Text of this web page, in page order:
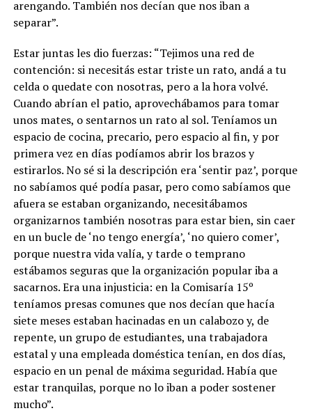
arengando. También nos decían que nos iban a
separar”.
Estar juntas les dio fuerzas: “Tejimos una red de
contención: si necesitás estar triste un rato, andá a tu
celda o quedate con nosotras, pero a la hora volvé.
Cuando abrían el patio, aprovechábamos para tomar
unos mates, o sentarnos un rato al sol. Teníamos un
espacio de cocina, precario, pero espacio al fin, y por
primera vez en días podíamos abrir los brazos y
estirarlos. No sé si la descripción era ‘sentir paz’, porque
no sabíamos qué podía pasar, pero como sabíamos que
afuera se estaban organizando, necesitábamos
organizarnos también nosotras para estar bien, sin caer
en un bucle de ‘no tengo energía’, ‘no quiero comer’,
porque nuestra vida valía, y tarde o temprano
estábamos seguras que la organización popular iba a
sacarnos. Era una injusticia: en la Comisaría 15º
teníamos presas comunes que nos decían que hacía
siete meses estaban hacinadas en un calabozo y, de
repente, un grupo de estudiantes, una trabajadora
estatal y una empleada doméstica tenían, en dos días,
espacio en un penal de máxima seguridad. Había que
estar tranquilas, porque no lo iban a poder sostener
mucho”.